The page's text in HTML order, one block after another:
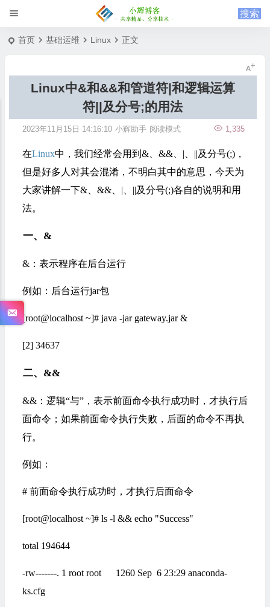
首页 基础运维 Linux 正文
Linux中&和&&和管道符|和逻辑运算
符||及分号;的用法
2023年11月15日 14:16:10 小辉助手 1,335
阅读模式
在Linux中，我们经常会用到&、&&、|、||及分号(;)，
但是好多人对其会混淆，不明白其中的意思，今天为
大家讲解一下&、&&、|、||及分号(;)各自的说明和用
法。
一、&
&：表示程序在后台运行
例如：后台运行jar包
[root@localhost ~]# java -jar gateway.jar &
[2] 34637
二、&&
&&：逻辑“与”，表示前面命令执行成功时，才执行后
面命令；如果前面命令执行失败，后面的命令不再执
行。
例如：
# 前面命令执行成功时，才执行后面命令
[root@localhost ~]# ls -l && echo "Success"
total 194644
-rw-------. 1 root root 1260 Sep 6 23:29 anaconda-
ks.cfg